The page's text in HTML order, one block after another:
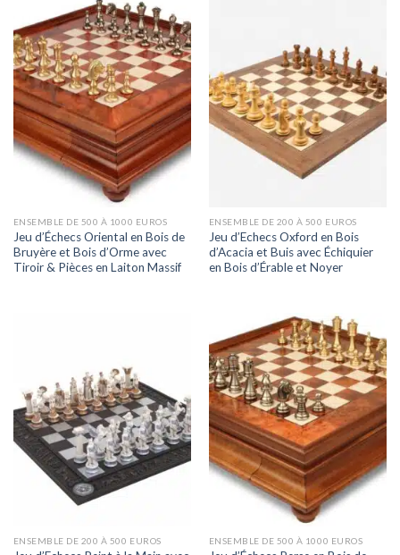
ENSEMBLE DE 500 À 1000 EUROS
Jeu d’Échecs Oriental en Bois de
Bruyère et Bois d’Orme avec
Tiroir & Pièces en Laiton Massif
ENSEMBLE DE 200 À 500 EUROS
Jeu d’Echecs Oxford en Bois
d’Acacia et Buis avec Échiquier
en Bois d’Érable et Noyer
ENSEMBLE DE 200 À 500 EUROS ENSEMBLE DE 500 À 1000 EUROS